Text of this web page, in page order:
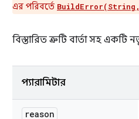
এর পরিবর্তে
বিস্তারিত ত্রুটি বার্তা সহ
প্যারামিটার
reason